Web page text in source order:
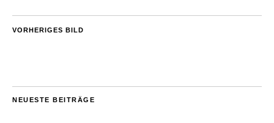
VORHERIGES BILD
NEUESTE BEITRÄGE